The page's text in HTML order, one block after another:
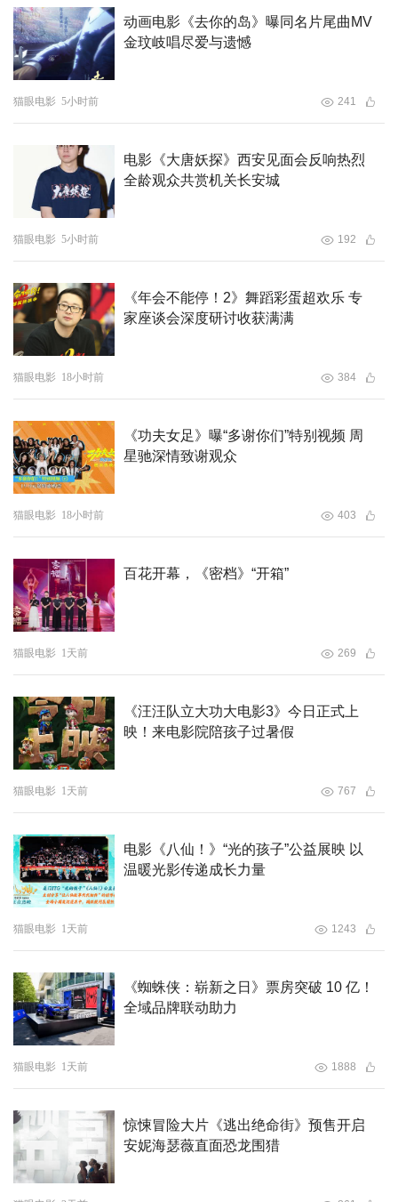
单。其中，重庆本土动画电影《火凤重天》入围“优秀动画
电影音乐”荣誉，四川美术学院影视动画学院任智民制作的
《第四定律》入围优秀技术创新动画作品荣誉，重庆邮电大
学龙嘉欣制作的《火树银花》入围特别推荐新生代动画短片
荣誉。终审评选将于6月6日至9日在永川举行，并同步揭晓
2026重庆国际动画电影周既是动画领域的巅峰对话，也是
全民共享的光影嘉年华。活动期间将推出五大惠民活动：动
画创意与科技成果展、“一张电影票玩转一座城”电影消费
季、“光影追梦”电影展映、动画电影主题市集以及爱看电影
嘉年华草地音乐会。其中，动画创意与科技成果展在永川国
际会展中心设置国民IP互动和XR沉浸式体验；电影消费季
联动金融机构发放百万消费券，持重庆任一影院票根可享景
区和酒店优惠；电影展映以永川7家影院为重点，联动全市
30家主流影院，精选近40部国内外经典动画，并在商圈、
茂中心等五大商圈，凭“漫游护照”打卡赢取礼包；草地音乐
会于6月10日晚在永川会展中心草坪举行，演绎《黑猫警
长》《宝莲灯》《西游记》等童年旋律。让动画艺术走进街
头巷尾，点亮山城夏夜。
一场国际级动画盛会择定重庆，源于这座城市深厚的电影基
因与强劲的产业实力。重庆拥有深厚的光影底蕴，两江盛景
与巴渝人文为《从你的全世界路过》《少年的你》等500余
部影视作品在这里拍摄取景。光影文化深度融入城市烟火光
影，催生出特色文旅消费新场景，让电影成为重庆亮眼的城
当前，重庆正在进一步从“取景地”向“原创地”跨越，构建起
覆盖创作、拍摄、制作、宣发、衍生产业的完整生态，出台
刚刚入选2026全国成长性文化企业30强。
今年是“十五五”开局之年，高质量发展是主旋律，文化新质
生产力是关键词。动画电影作为文化与科技融合的标杆赛
道，正迎来前所未有的战略机遇。举办2026重庆国际动画
电影周，正是重庆深耕动画电影、抢占数字创意赛道的重要
举措。
动画电影《去你的岛》曝同名片尾曲MV
金玟岐唱尽爱与遗憾
猫眼电影 5小时前 241
电影《大唐妖探》西安见面会反响热烈
全龄观众共赏机关长安城
猫眼电影 5小时前 192
《年会不能停！2》舞蹈彩蛋超欢乐 专
家座谈会深度研讨收获满满
猫眼电影 18小时前 384
《功夫女足》曝“多谢你们”特别视频 周
星驰深情致谢观众
猫眼电影 18小时前 403
百花开幕，《密档》“开箱”
猫眼电影 1天前 269
《汪汪队立大功大电影3》今日正式上
映！来电影院陪孩子过暑假
猫眼电影 1天前 767
电影《八仙！》“光的孩子”公益展映 以
温暖光影传递成长力量
猫眼电影 1天前 1243
《蜘蛛侠：崭新之日》票房突破 10 亿！
全域品牌联动助力
猫眼电影 1天前 1888
惊悚冒险大片《逃出绝命街》预售开启
安妮海瑟薇直面恐龙围猎